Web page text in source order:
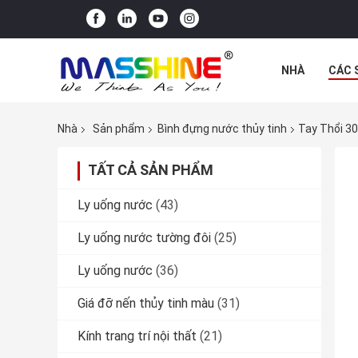
NHÀ CÁC
Nhà Sản phẩm Bình đựng nước thủy tinh Tay Thổi
TẤT CẢ SẢN PHẨM
Ly uống nước (43)
Ly uống nước tường đôi (25)
Ly uống nước (36)
Giá đỡ nến thủy tinh màu (31)
Kính trang trí nội thất (21)